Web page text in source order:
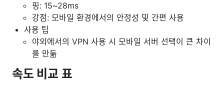
핑: 15~28ms
강점: 모바일 환경에서의 안정성 및 간편 사용
사용 팁
야외에서의 VPN 사용 시 모바일 서버 선택이 큰 차이
를 만듦
속도 비교 표